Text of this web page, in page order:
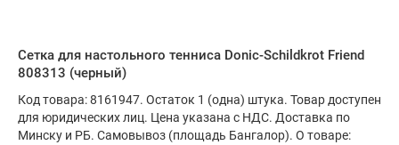
Сетка для настольного тенниса Donic-Schildkrot Friend
808313 (черный)
Код товара: 8161947. Остаток 1 (одна) штука. Товар доступен
для юридических лиц. Цена указана с НДС. Доставка по
Минску и РБ. Самовывоз (площадь Бангалор). О товаре: